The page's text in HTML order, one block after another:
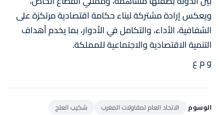
ويعكس إرادة مشتركة لبناء حكامة اقتصادية مرتكزة على
الشفافية، الأداء، والتكامل في الأدوار، بما يخدم أهداف
التنمية الاقتصادية والاجتماعية للمملكة.
و م ع
الوسوم الاتحاد العام لمقاولات المغرب شكيب العلج